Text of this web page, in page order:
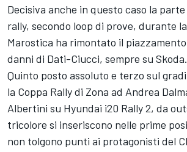
Decisiva anche in questo caso la
rally, secondo loop di prove, durante
Marostica ha rimontato il
danni di Dati-Ciucci, sempre su Skoda.
Quinto posto assoluto e terzo sul
la Coppa Rally di Zona ad Andrea
Albertini su Hyundai i20 Rally 2, da
tricolore si inseriscono nelle prime
non tolgono punti ai protagonisti del